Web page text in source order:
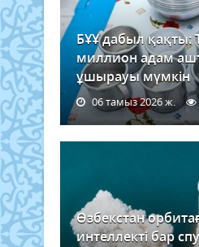
БҰҰ дабыл қақты:
миллион адам
ұшырауы мүмкін
06 тамыз 2026 ж.
Өзбекстан
интеллекті бар